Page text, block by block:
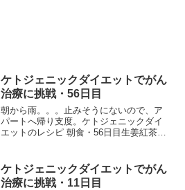
ケトジェニックダイエットでがん
治療に挑戦・56日目
朝から雨。。。止みそうにないので、ア
パートへ帰り支度。ケトジェニックダイ
エットのレシピ 朝食・56日目生姜紅茶ケ
きたので、温まるためのカレー率が高い
（笑）メニューグ...
ケトジェニックダイエットでがん
治療に挑戦・11日目